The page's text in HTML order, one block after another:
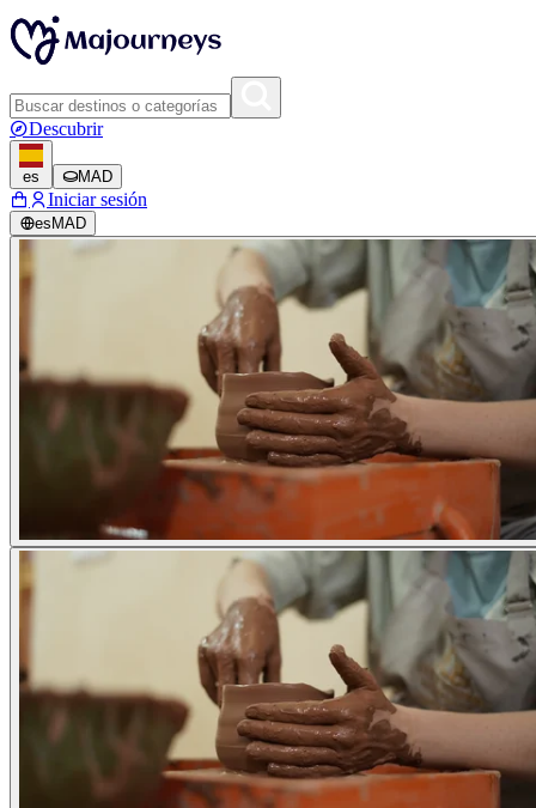
Descubrir
es MAD
Iniciar sesión
es MAD